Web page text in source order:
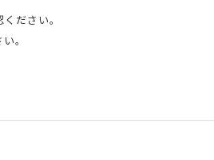
ださい。
。